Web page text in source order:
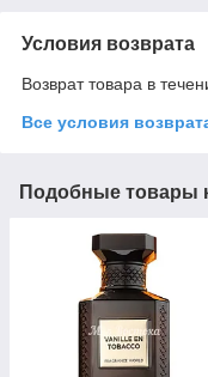
Условия возврата
Возврат товара в
Все условия
Подобные товары